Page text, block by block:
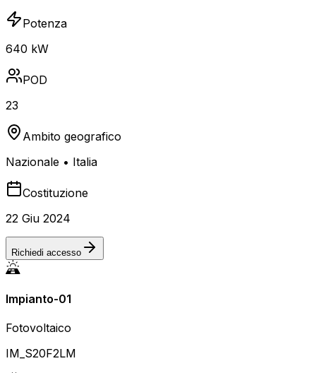
Potenza
640 kW
POD
23
Ambito geografico
Nazionale • Italia
Costituzione
22 Giu 2024
Richiedi accesso
Impianto-01
Fotovoltaico
IM_S20F2LM